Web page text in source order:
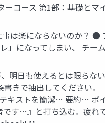
ーコース 第1部：基礎と
は楽にならないのか？
」になってしまい、 チ
明日も使えるとは限ら
きで抽出してください
キストを簡潔… 要約… ポ
です…』と打ち込む。疲